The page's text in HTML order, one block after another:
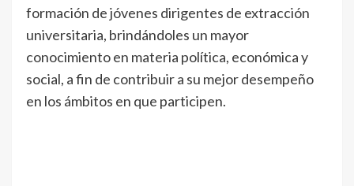
formación de jóvenes dirigentes de extracción
universitaria, brindándoles un mayor
conocimiento en materia política, económica y
social, a fin de contribuir a su mejor desempeño
en los ámbitos en que participen.